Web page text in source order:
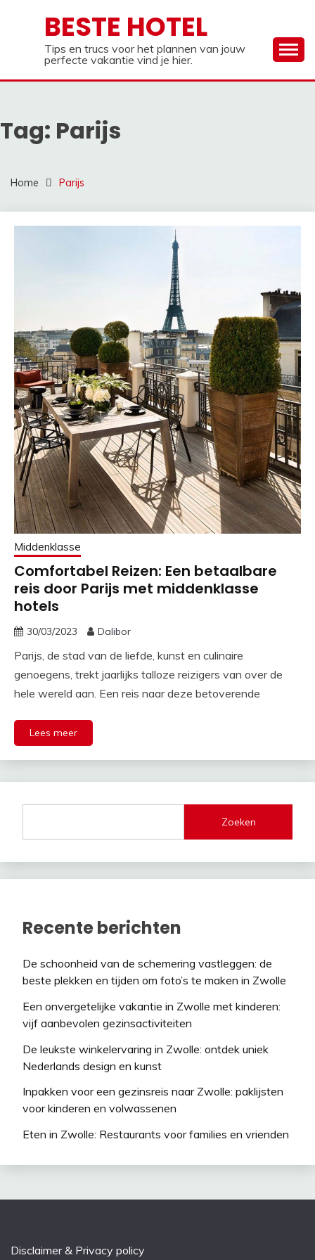
BESTE HOTEL
Tips en trucs voor het plannen van jouw
perfecte vakantie vind je hier.
Tag: Parijs
Home Parijs
Middenklasse
Comfortabel Reizen: Een betaalbare
reis door Parijs met middenklasse
hotels
30/03/2023 Dalibor
Parijs, de stad van de liefde, kunst en culinaire
genoegens, trekt jaarlijks talloze reizigers van over de
hele wereld aan. Een reis naar deze betoverende
Lees meer
Zoeken
Recente berichten
De schoonheid van de schemering vastleggen: de
beste plekken en tijden om foto’s te maken in Zwolle
Een onvergetelijke vakantie in Zwolle met kinderen:
vijf aanbevolen gezinsactiviteiten
De leukste winkelervaring in Zwolle: ontdek uniek
Nederlands design en kunst
Inpakken voor een gezinsreis naar Zwolle: paklijsten
voor kinderen en volwassenen
Eten in Zwolle: Restaurants voor families en vrienden
Disclaimer & Privacy policy